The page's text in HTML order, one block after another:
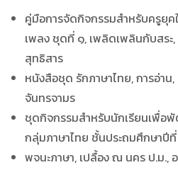
คู่มือการจัดกิจกรรมสำหรับครูยุค
เพลง ชุดที่ ๑, เพลิดเพลินกับสระ
สุทธิสาร
หนังสือชุด รักภาษาไทย, การอ่า
จันทรจามร
ชุดกิจกรรมสำหรับนักเรียนเพื่อ
กลุ่มภาษาไทย ชั้นประถมศึกษาปี
พจนะภาษา, เปลื้อง ณ นคร ป.ม.,